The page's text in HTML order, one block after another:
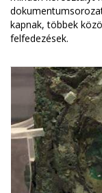
kapnak, többek
felfedezések.